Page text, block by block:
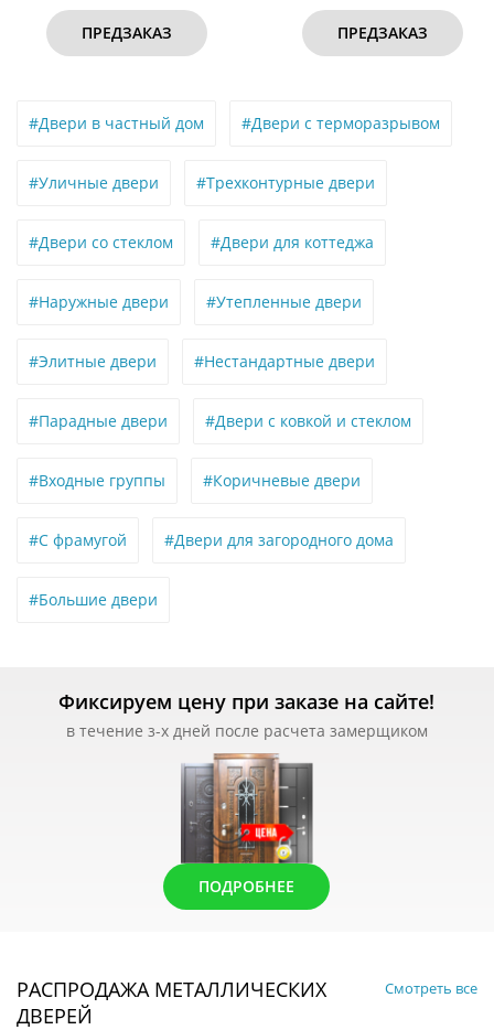
ПРЕДЗАКАЗ ПРЕДЗАКАЗ
#Двери в частный дом #Двери с терморазрывом
#Уличные двери #Трехконтурные двери
#Двери со стеклом #Двери для коттеджа
#Наружные двери #Утепленные двери
#Элитные двери #Нестандартные двери
#Парадные двери #Двери с ковкой и стеклом
#Входные группы #Коричневые двери
#С фрамугой #Двери для загородного дома
#Большие двери
Фиксируем цену при заказе на сайте!
в течение з-х дней после расчета замерщиком
ПОДРОБНЕЕ
РАСПРОДАЖА МЕТАЛЛИЧЕСКИХ
ДВЕРЕЙ
Смотреть все